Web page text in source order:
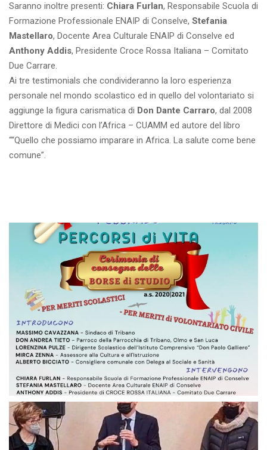
Saranno inoltre presenti: Chiara Furlan, Responsabile Scuola di
Formazione Professionale ENAIP di Conselve, Stefania
Mastellaro, Docente Area Culturale ENAIP di Conselve ed
Anthony Addis, Presidente Croce Rossa Italiana – Comitato
Due Carrare.
Ai tre testimonials che condivideranno la loro esperienza
personale nel mondo scolastico ed in quello del volontariato si
aggiunge la figura carismatica di Don Dante Carraro, dal 2008
Direttore di Medici con l’Africa – CUAMM ed autore del libro
““Quello che possiamo imparare in Africa. La salute come bene
comune”.